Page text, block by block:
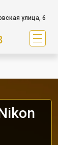
улица, 6